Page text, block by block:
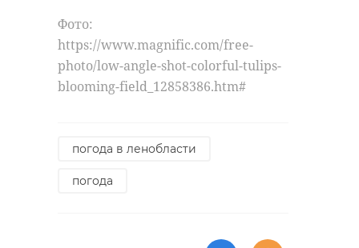
Фото:
https://www.magnific.com/free-
photo/low-angle-shot-colorful-tulips-
blooming-field_12858386.htm#
погода в ленобласти
погода